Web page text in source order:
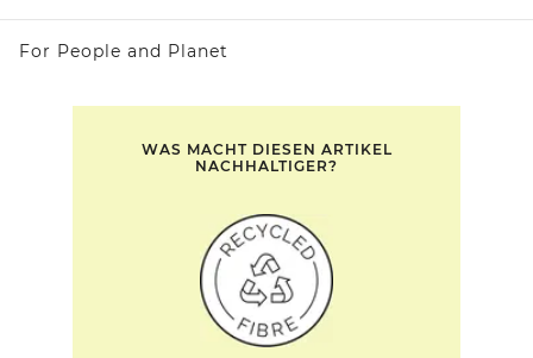
For People and Planet
WAS MACHT DIESEN ARTIKEL
NACHHALTIGER?